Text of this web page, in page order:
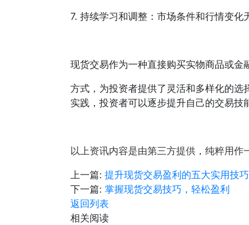
7. 持续学习和调整：市场条件和行情变化
现货交易作为一种直接购买实物商品或金
方式，为投资者提供了灵活和多样化的
实践，投资者可以逐步提升自己的交易技
以上资讯内容是由第三方提供，纯粹用作
上一篇: 提升现货交易盈利的五大实用技巧
下一篇: 掌握现货交易技巧，轻松盈利
返回列表
相关阅读